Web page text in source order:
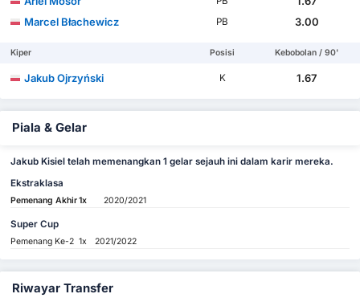
Marcel Błachewicz
PB 3.00
Kiper Posisi Kebobolan / 90'
Jakub Ojrzyński K 1.67
Piala & Gelar
Jakub Kisiel telah memenangkan 1 gelar sejauh ini dalam karir mereka.
Ekstraklasa
Pemenang Akhir1x 2020/2021
Super Cup
Pemenang Ke-2 1x 2021/2022
Riwayar Transfer